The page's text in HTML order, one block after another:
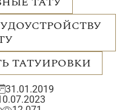
ТАТУИРОВКИ
31.01.2019